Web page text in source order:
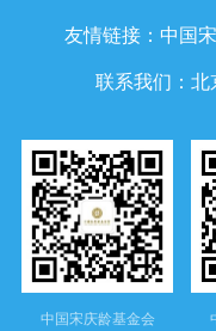
友情链接： 中国
联系我们： 北
中国宋庆龄基金会